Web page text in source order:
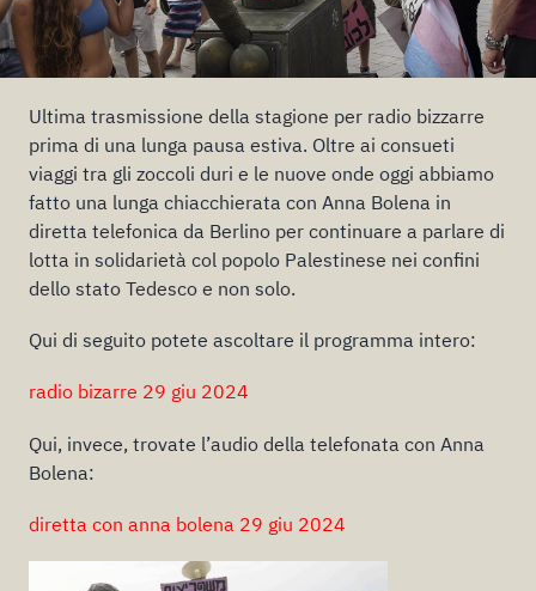
Ultima trasmissione della stagione per radio bizzarre
prima di una lunga pausa estiva. Oltre ai consueti
viaggi tra gli zoccoli duri e le nuove onde oggi abbiamo
fatto una lunga chiacchierata con Anna Bolena in
diretta telefonica da Berlino per continuare a parlare di
lotta in solidarietà col popolo Palestinese nei confini
dello stato Tedesco e non solo.
Qui di seguito potete ascoltare il programma intero:
radio bizarre 29 giu 2024
Qui, invece, trovate l’audio della telefonata con Anna
Bolena:
diretta con anna bolena 29 giu 2024